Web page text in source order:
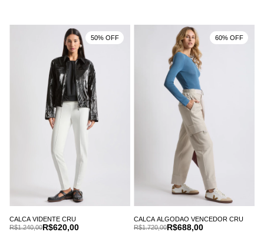
CALCA VIDENTE CRU
R$620,00
R$1.240,00
50% OFF
CALCA ALGODAO VENCEDOR CRU
R$688,00
R$1.720,00
60% OFF